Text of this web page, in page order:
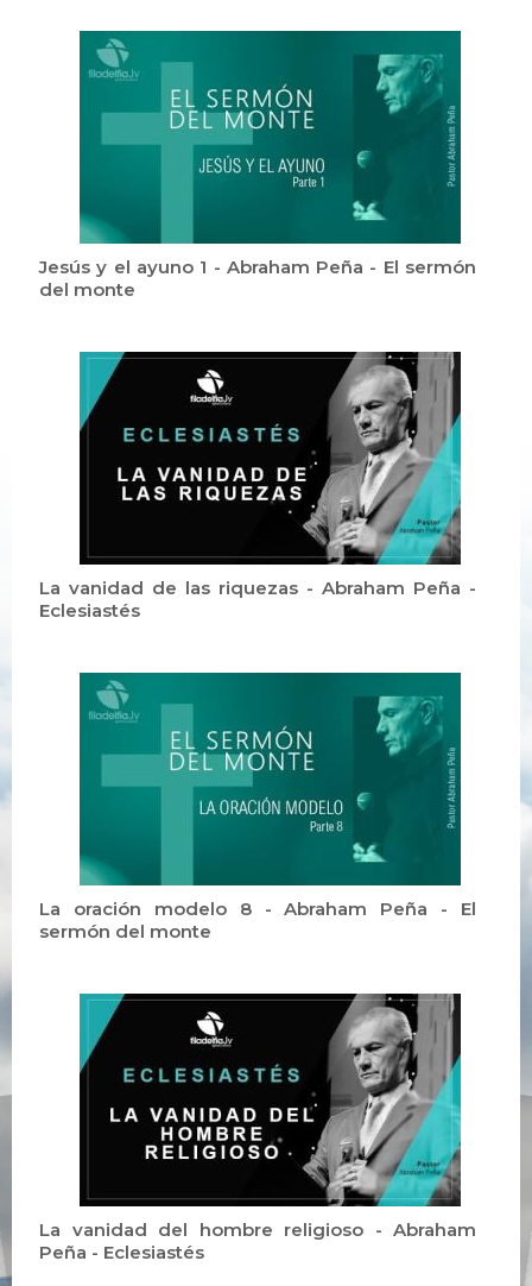
Jesús y el ayuno 1 - Abraham Peña - El sermón
del monte
La vanidad de las riquezas - Abraham Peña -
Eclesiastés
La oración modelo 8 - Abraham Peña - El
sermón del monte
La vanidad del hombre religioso - Abraham
Peña - Eclesiastés